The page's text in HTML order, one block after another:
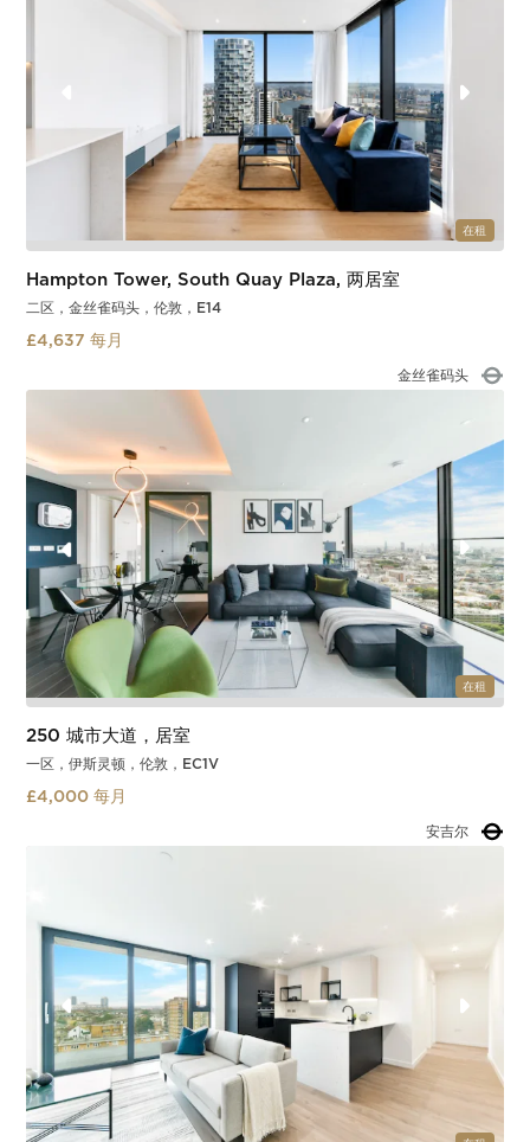
在租
Hampton Tower, South Quay Plaza, 两居室
二区，金丝雀码头，伦敦，E14
£4,637 每月
喜朗船坞
在租
250 城市大道，居室
一区，伊斯灵顿，伦敦，EC1V
£4,000 每月
老街